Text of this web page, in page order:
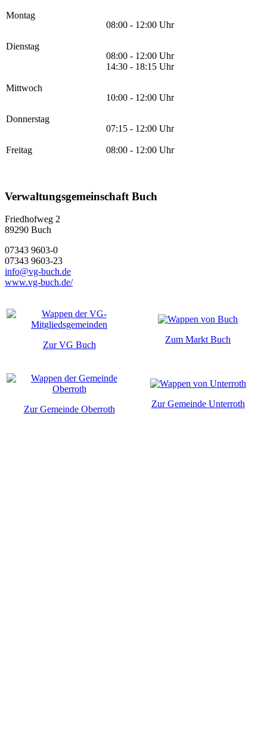
Montag
08:00 - 12:00 Uhr
Dienstag
08:00 - 12:00 Uhr
14:30 - 18:15 Uhr
Mittwoch
10:00 - 12:00 Uhr
Donnerstag
07:15 - 12:00 Uhr
Freitag 08:00 - 12:00 Uhr
Verwaltungsgemeinschaft Buch
Friedhofweg 2
89290 Buch
07343 9603-0
07343 9603-23
info@vg-buch.de
www.vg-buch.de/
Zur VG Buch
Zum Markt Buch
Zur Gemeinde Oberroth
Zur Gemeinde Unterroth